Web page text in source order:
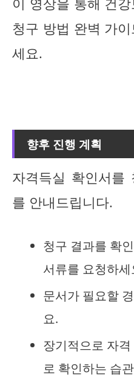
청구 방법 완벽 가
세요.
향후 진행 계획
자격득실 확인서를
를 안내드립니다.
청구 결과를 확
서류를 요청하세
문서가 필요할
요.
장기적으로 자
로 확인하는 습